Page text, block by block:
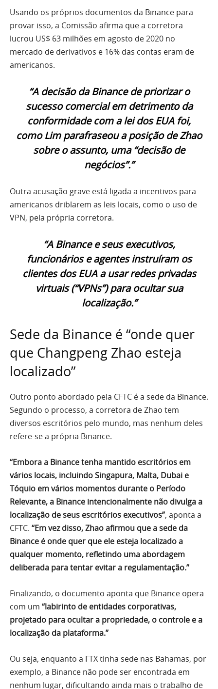
Usando os próprios documentos da Binance para
provar isso, a Comissão afirma que a corretora
lucrou US$ 63 milhões em agosto de 2020 no
mercado de derivativos e 16% das contas eram de
americanos.
“A decisão da Binance de priorizar o
sucesso comercial em detrimento da
conformidade com a lei dos EUA foi,
como Lim parafraseou a posição de Zhao
sobre o assunto, uma “decisão de
negócios”.”
Outra acusação grave está ligada a incentivos para
americanos driblarem as leis locais, como o uso de
VPN, pela própria corretora.
“A Binance e seus executivos,
funcionários e agentes instruíram os
clientes dos EUA a usar redes privadas
virtuais (“VPNs”) para ocultar sua
localização.”
Sede da Binance é “onde quer
que Changpeng Zhao esteja
localizado”
Outro ponto abordado pela CFTC é a sede da Binance.
Segundo o processo, a corretora de Zhao tem
diversos escritórios pelo mundo, mas nenhum deles
refere-se a própria Binance.
“Embora a Binance tenha mantido escritórios em
vários locais, incluindo Singapura, Malta, Dubai e
Tóquio em vários momentos durante o Período
Relevante, a Binance intencionalmente não divulga a
localização de seus escritórios executivos”, aponta a
CFTC. “Em vez disso, Zhao afirmou que a sede da
Binance é onde quer que ele esteja localizado a
qualquer momento, refletindo uma abordagem
deliberada para tentar evitar a regulamentação.”
Finalizando, o documento aponta que Binance opera
com um “labirinto de entidades corporativas,
projetado para ocultar a propriedade, o controle e a
localização da plataforma.”
Ou seja, enquanto a FTX tinha sede nas Bahamas, por
exemplo, a Binance não pode ser encontrada em
nenhum lugar, dificultando ainda mais o trabalho de